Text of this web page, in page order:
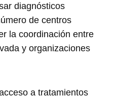
diagnósticos
de centros
la coordinación entre
y organizaciones
a tratamientos